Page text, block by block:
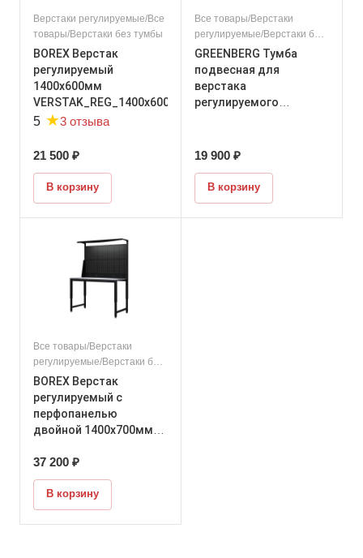
Верстаки регулируемые/Все
товары/Верстаки без тумбы
BOREX Верстак
регулируемый
1400х600мм
VERSTAK_REG_1400х600
5 ★3 отзыва
21 500 ₽
В корзину
Все товары/Верстаки
регулируемые/Верстаки без
тумбы
GREENBERG Тумба
подвесная для
верстака
регулируемого
19 900 ₽
В корзину
Все товары/Верстаки
регулируемые/Верстаки без
тумбы
BOREX Верстак
регулируемый с
перфопанелью
двойной 1400х700мм
37 200 ₽
В корзину